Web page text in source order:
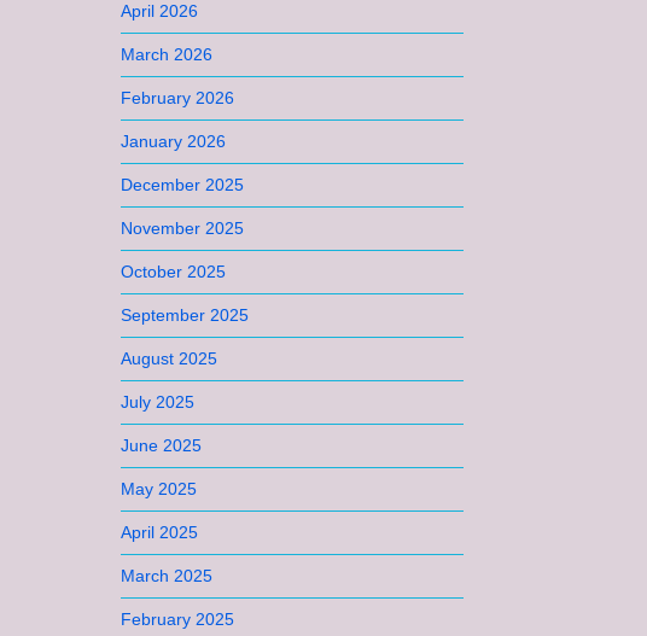
April 2026
March 2026
February 2026
January 2026
December 2025
November 2025
October 2025
September 2025
August 2025
July 2025
June 2025
May 2025
April 2025
March 2025
February 2025